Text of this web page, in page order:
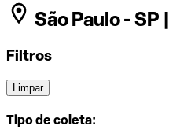
São Paulo - SP |
Filtros
Limpar
Tipo de coleta: